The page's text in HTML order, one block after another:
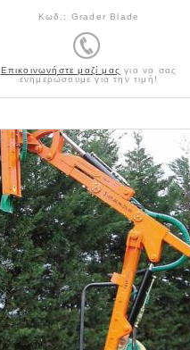
Κωδ.: Grader Blade
Επικοινωνήστε μαζί μας για να σας
ενημερώσουμε για την τιμή!